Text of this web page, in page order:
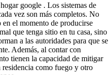
google . Los sistemas de
vez son más completos. No
el momento de producirse
que tenga sitio en tu casa, sino
a las autoridades para que se
Además, al contar con
tienen la capacidad de mitigar
residencia como fuego y otro